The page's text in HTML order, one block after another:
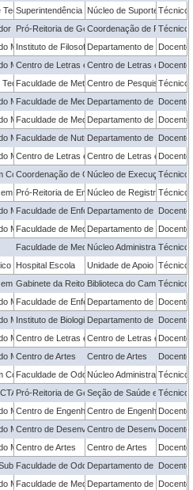
Tecnologia da Informação
Superintendência de Gestão de Tecnologia
Núcleo de Suporte,Técnico
Pró-Reitoria de Gestão com Pessoas
Coordenação de
Técnico
Magistério Superior
Instituto de Filosofia, Sociologia e Política
Departamento de
Docente
Magistério Superior
Centro de Letras e Comunicação
Centro de Letras eDocente
Tecnologia da Informação
Faculdade de MeteorologiaCentro de Pesquisa eTécnico
Magistério Superior
Faculdade de MedicinaDepartamento de Cirurgia
Docente
BITTENCOURT
Magistério Superior
Faculdade de MedicinaDepartamento de Saúde
Docente
Magistério Superior
Faculdade de NutriçãoDepartamento de Nutrição
Docente
Magistério Superior
Centro de Letras e Comunicação
Centro de Letras eDocente
Contabilidade
Coordenação de Gestão do Orçamento
Núcleo de ExecuçãoTécnico
SANTOS
Administração
Pró-Reitoria de EnsinoNúcleo de Registros eTécnico
Magistério Superior
Faculdade de EnfermagemDepartamento de Docente
Magistério Superior
Faculdade de MedicinaDepartamento de Medicina
Docente
Faculdade de MedicinaNúcleo Administrativo -Técnico
Bioquímico
Hospital Escola Unidade de Apoio aoTécnico
Administração
Gabinete da ReitoriaBiblioteca do CampusTécnico
Magistério Superior
Faculdade de EnfermagemDepartamento de Docente
Magistério Superior
Instituto de BiologiaDepartamento de Docente
Magistério Superior
Centro de Letras e Comunicação
Centro de Letras eDocente
Magistério Superior
Centro de Artes Centro de Artes
Docente
Contabilidade
Faculdade de OdontologiaNúcleo Administrativo - FO
Técnico
Pró-Reitoria de Gestão com Pessoas
Seção de Saúde eTécnico
Magistério Superior
Centro de EngenhariasCentro de Engenharias
Docente
Magistério Superior
Centro de Desenvolvimento Tecnológico
Centro de
Docente
Magistério Superior
Centro de Artes Centro de Artes
Docente
Faculdade de OdontologiaDepartamento de
Docente
Magistério Superior
Faculdade de MedicinaDepartamento de Medicina
Docente